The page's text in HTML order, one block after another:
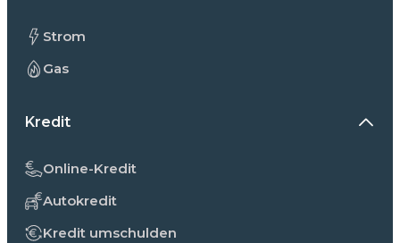
Strom
Gas
Kredit
Online-Kredit
Autokredit
Kredit umschulden